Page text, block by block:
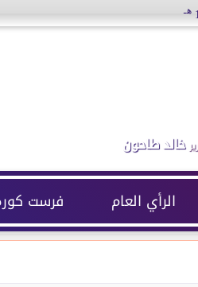
هـ
خالد طاحون
الرأي العام فرست